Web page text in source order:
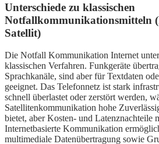
Unterschiede zu klassischen
Notfallkommunikationsmitteln
Satellit)
Die Notfall Kommunikation Internet
klassischen Verfahren. Funkgeräte
Sprachkanäle, sind aber für Textdaten
geeignet. Das Telefonnetz ist stark
schnell überlastet oder zerstört werden,
Satellitenkommunikation hohe
bietet, aber Kosten- und Latenznachteile
Internetbasierte Kommunikation
multimediale Datenübertragung sowie